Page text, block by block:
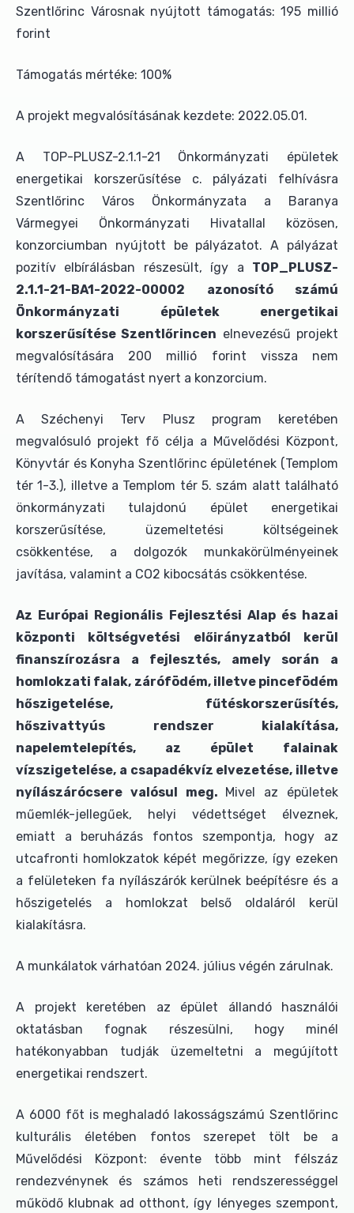
Szentlőrinc Városnak nyújtott támogatás: 195 millió
forint
Támogatás mértéke: 100%
A projekt megvalósításának kezdete: 2022.05.01.
A TOP-PLUSZ-2.1.1-21 Önkormányzati épületek
energetikai korszerűsítése c. pályázati felhívásra
Szentlőrinc Város Önkormányzata a Baranya
Vármegyei Önkormányzati Hivatallal közösen,
konzorciumban nyújtott be pályázatot. A pályázat
pozitív elbírálásban részesült, így a TOP_PLUSZ-
2.1.1-21-BA1-2022-00002 azonosító számú
Önkormányzati épületek energetikai
korszerűsítése Szentlőrincen elnevezésű projekt
megvalósítására 200 millió forint vissza nem
térítendő támogatást nyert a konzorcium.
A Széchenyi Terv Plusz program keretében
megvalósuló projekt fő célja a Művelődési Központ,
Könyvtár és Konyha Szentlőrinc épületének (Templom
tér 1-3.), illetve a Templom tér 5. szám alatt található
önkormányzati tulajdonú épület energetikai
korszerűsítése, üzemeltetési költségeinek
csökkentése, a dolgozók munkakörülményeinek
javítása, valamint a CO2 kibocsátás csökkentése.
Az Európai Regionális Fejlesztési Alap és hazai
központi költségvetési előirányzatból kerül
finanszírozásra a fejlesztés, amely során a
homlokzati falak, zárófödém, illetve pincefödém
hőszigetelése, fűtéskorszerűsítés,
hőszivattyús rendszer kialakítása,
napelemtelepítés, az épület falainak
vízszigetelése, a csapadékvíz elvezetése, illetve
nyílászárócsere valósul meg. Mivel az épületek
műemlék-jellegűek, helyi védettséget élveznek,
emiatt a beruházás fontos szempontja, hogy az
utcafronti homlokzatok képét megőrizze, így ezeken
a felületeken fa nyílászárók kerülnek beépítésre és a
hőszigetelés a homlokzat belső oldaláról kerül
kialakításra.
A munkálatok várhatóan 2024. július végén zárulnak.
A projekt keretében az épület állandó használói
oktatásban fognak részesülni, hogy minél
hatékonyabban tudják üzemeltetni a megújított
energetikai rendszert.
A 6000 főt is meghaladó lakosságszámú Szentlőrinc
kulturális életében fontos szerepet tölt be a
Művelődési Központ: évente több mint félszáz
rendezvénynek és számos heti rendszerességgel
működő klubnak ad otthont, így lényeges szempont,